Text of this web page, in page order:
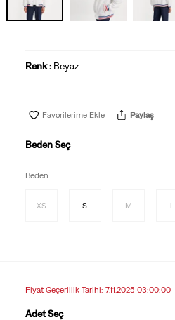
Renk : Beyaz
Favorilerime Ekle Paylaş
Beden Seç
Beden
XS S M L
Fiyat Geçerlilik Tarihi: 7.11.2025 03:00:00
Adet Seç